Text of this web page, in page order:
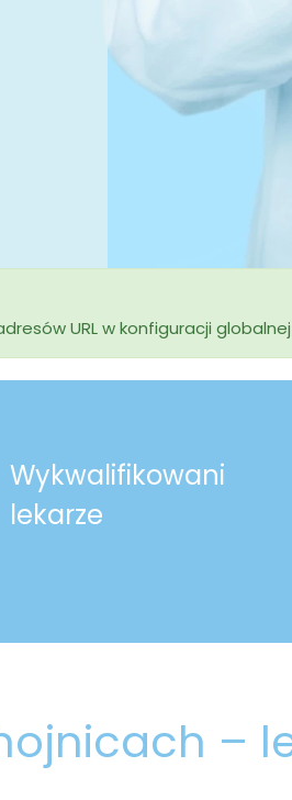
URL w konfiguracji
Wykwalifikowani
lekarze
–